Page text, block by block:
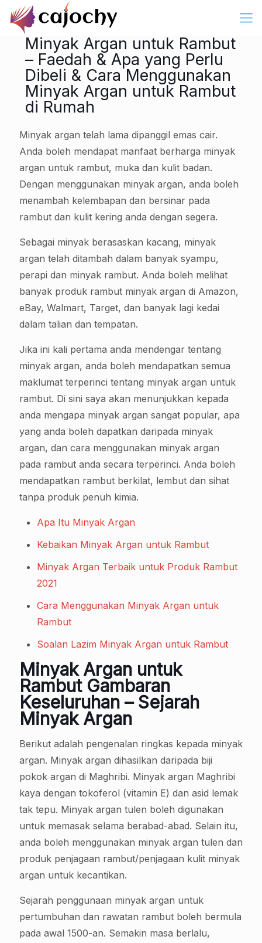
Minyak Argan untuk Rambut
– Faedah & Apa yang Perlu
Dibeli & Cara Menggunakan
Minyak Argan untuk Rambut
di Rumah
Minyak argan telah lama dipanggil emas cair.
Anda boleh mendapat manfaat berharga minyak
argan untuk rambut, muka dan kulit badan.
Dengan menggunakan minyak argan, anda boleh
menambah kelembapan dan bersinar pada
rambut dan kulit kering anda dengan segera.
Sebagai minyak berasaskan kacang, minyak
argan telah ditambah dalam banyak syampu,
perapi dan minyak rambut. Anda boleh melihat
banyak produk rambut minyak argan di Amazon,
eBay, Walmart, Target, dan banyak lagi kedai
dalam talian dan tempatan.
Jika ini kali pertama anda mendengar tentang
minyak argan, anda boleh mendapatkan semua
maklumat terperinci tentang minyak argan untuk
rambut. Di sini saya akan menunjukkan kepada
anda mengapa minyak argan sangat popular, apa
yang anda boleh dapatkan daripada minyak
argan, dan cara menggunakan minyak argan
pada rambut anda secara terperinci. Anda boleh
mendapatkan rambut berkilat, lembut dan sihat
tanpa produk penuh kimia.
Apa Itu Minyak Argan
Kebaikan Minyak Argan untuk Rambut
Minyak Argan Terbaik untuk Produk Rambut
2021
Cara Menggunakan Minyak Argan untuk
Rambut
Soalan Lazim Minyak Argan untuk Rambut
Minyak Argan untuk
Rambut Gambaran
Keseluruhan – Sejarah
Minyak Argan
Berikut adalah pengenalan ringkas kepada minyak
argan. Minyak argan dihasilkan daripada biji
pokok argan di Maghribi. Minyak argan Maghribi
kaya dengan tokoferol (vitamin E) dan asid lemak
tak tepu. Minyak argan tulen boleh digunakan
untuk memasak selama berabad-abad. Selain itu,
anda boleh menggunakan minyak argan tulen dan
produk penjagaan rambut/penjagaan kulit minyak
argan untuk kecantikan.
Sejarah penggunaan minyak argan untuk
pertumbuhan dan rawatan rambut boleh bermula
pada awal 1500-an. Semakin masa berlalu,